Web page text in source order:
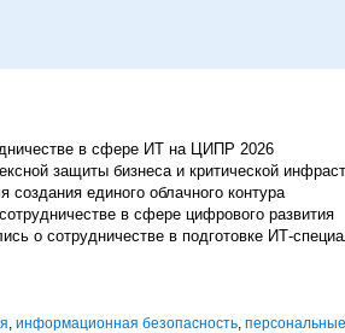
в сфере ИТ на ЦИПР 2026
защиты бизнеса и критической
единого облачного контура
в сфере цифрового развития
о сотрудничестве в подготовке ИТ-
, информационная безопасность,